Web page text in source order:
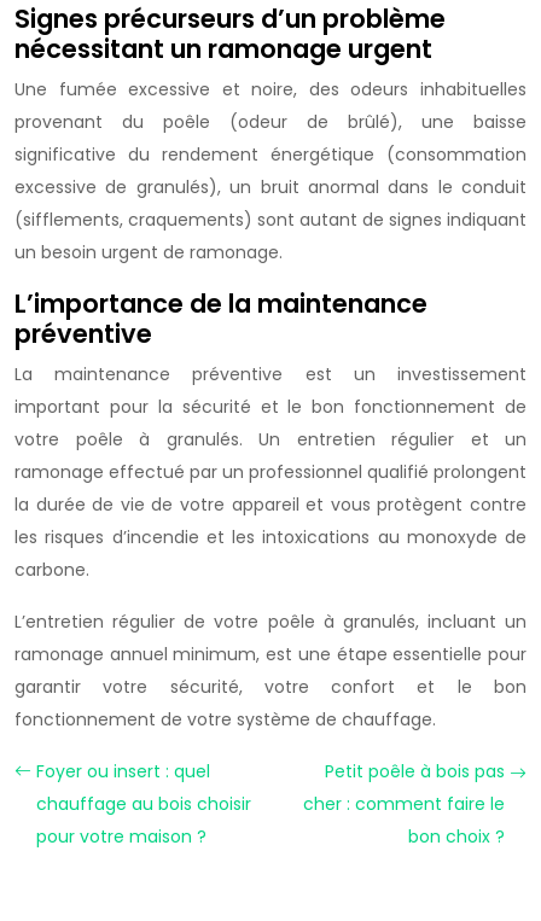
Signes précurseurs d’un problème
nécessitant un ramonage urgent
Une fumée excessive et noire, des odeurs inhabituelles
provenant du poêle (odeur de brûlé), une baisse
significative du rendement énergétique (consommation
excessive de granulés), un bruit anormal dans le conduit
(sifflements, craquements) sont autant de signes indiquant
un besoin urgent de ramonage.
L’importance de la maintenance
préventive
La maintenance préventive est un investissement
important pour la sécurité et le bon fonctionnement de
votre poêle à granulés. Un entretien régulier et un
ramonage effectué par un professionnel qualifié prolongent
la durée de vie de votre appareil et vous protègent contre
les risques d’incendie et les intoxications au monoxyde de
carbone.
L’entretien régulier de votre poêle à granulés, incluant un
ramonage annuel minimum, est une étape essentielle pour
garantir votre sécurité, votre confort et le bon
fonctionnement de votre système de chauffage.
Foyer ou insert : quel
chauffage au bois choisir
pour votre maison ?
Petit poêle à bois pas
cher : comment faire le
bon choix ?